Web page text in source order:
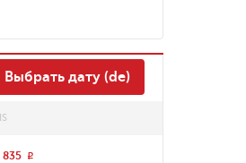
Выбрать дату (de)
835 r